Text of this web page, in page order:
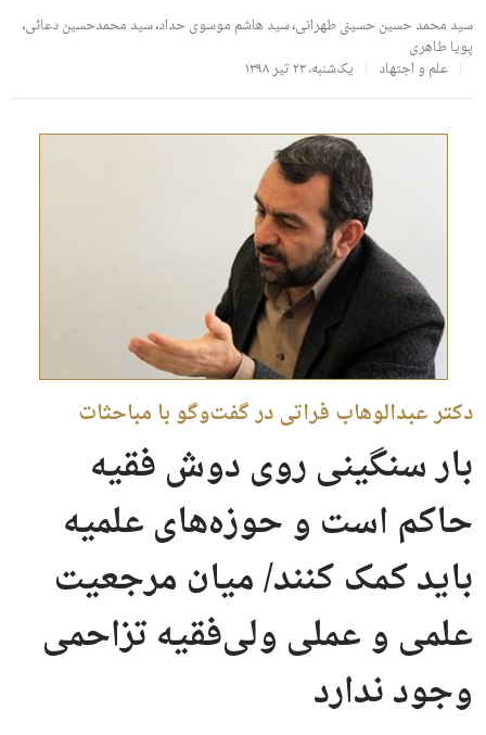
سید محمد حسین حسینی طهرانی،سید هاشم موسوی حداد،سید محمدحسین دعائی،
پویا طاهری
علم و اجتهاد
یک‌شنبه، ۲۳ تیر ۱۳۹۸
دکتر عبدالوهاب فراتی در گفت‌وگو با مباحثات
بار سنگینی روی دوش فقیه
حاکم است و حوزه‌های علمیه
باید کمک کنند/ میان مرجعیت
علمی و عملی ولی‌فقیه تزاحمی
وجود ندارد